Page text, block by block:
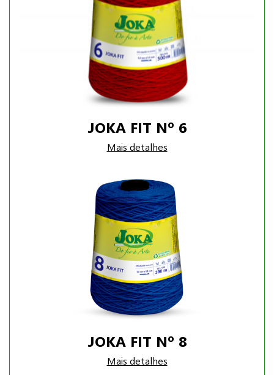
JOKA FIT Nº 6
Mais detalhes
JOKA FIT Nº 8
Mais detalhes